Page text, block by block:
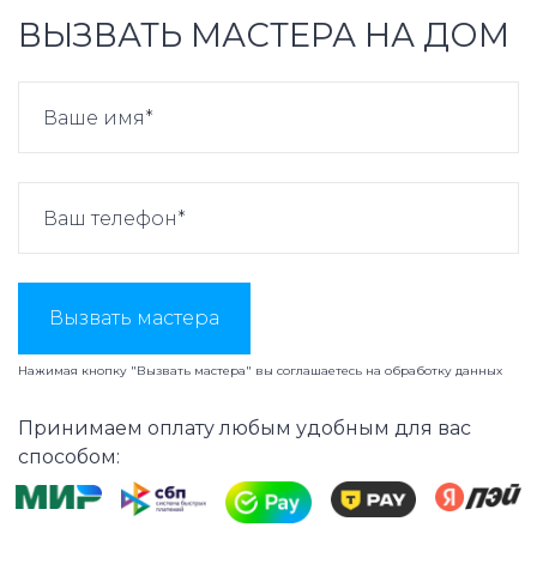
ВЫЗВАТЬ МАСТЕРА НА ДОМ
Вызвать мастера
Нажимая кнопку "Вызвать мастера" вы соглашаетесь на обработку данных
Принимаем оплату любым удобным для вас
способом: